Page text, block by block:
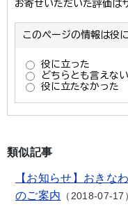
類似記事
【お知らせ】おきな
のご案内
2018-07-17